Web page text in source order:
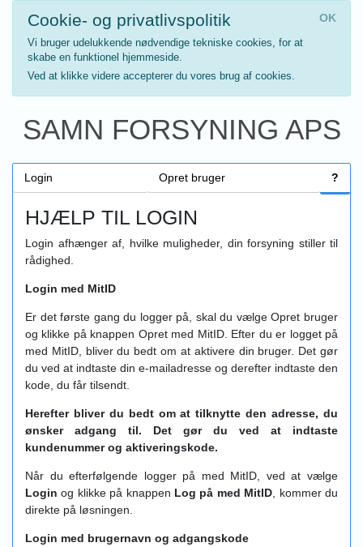
Cookie- og privatlivspolitik
Vi bruger udelukkende nødvendige tekniske cookies, for at
skabe en funktionel hjemmeside.
Ved at klikke videre accepterer du vores brug af cookies.
OK
SAMN FORSYNING APS
Login Opret bruger ?
HJÆLP TIL LOGIN
Login afhænger af, hvilke muligheder, din forsyning stiller til
rådighed.
Login med MitID
Er det første gang du logger på, skal du vælge Opret bruger
og klikke på knappen Opret med MitID. Efter du er logget på
med MitID, bliver du bedt om at aktivere din bruger. Det gør
du ved at indtaste din e-mailadresse og derefter indtaste den
kode, du får tilsendt.
Herefter bliver du bedt om at tilknytte den adresse, du
ønsker adgang til. Det gør du ved at indtaste
kundenummer og aktiveringskode.
Når du efterfølgende logger på med MitID, ved at vælge
Login og klikke på knappen Log på med MitID , kommer du
direkte på løsningen.
Login med brugernavn og adgangskode